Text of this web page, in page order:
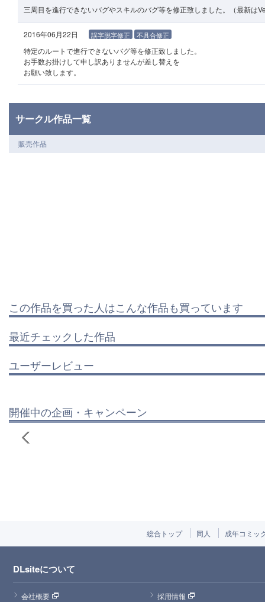
三周目を進行できないバグやスキルのバグ等を修正致しました。（最新は
2016年06月22日 誤字脱字修正 不具合修正
特定のルートで進行できないバグ等を修正致しました。
お手数お掛けして申し訳ありませんが差し替えを
お願い致します。
サークル作品一覧
販売作品
この作品を買った人はこんな作品も買っています
最近チェックした作品
ユーザーレビュー
開催中の企画・キャンペーン
総合トップ 同人 成年コミッ
DLsiteについて
会社概要
採用情報